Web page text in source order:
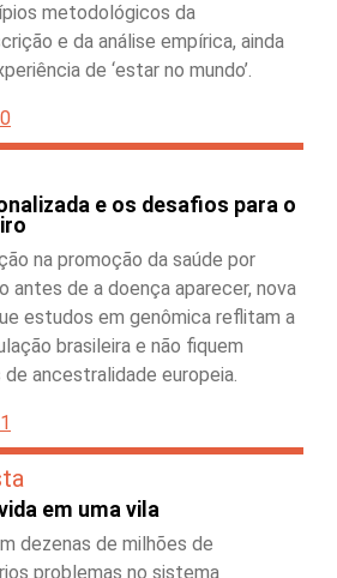
metodológicos da
e da análise empírica, ainda
de ‘estar no mundo’.
e os desafios para o
na promoção da saúde por
antes de a doença aparecer, nova
estudos em genômica reflitam a
brasileira e não fiquem
ancestralidade europeia.
em uma vila
dezenas de milhões de
problemas no sistema